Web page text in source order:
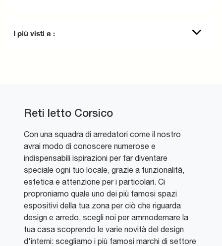
I più visti a :
Reti letto Corsico
Con una squadra di arredatori come il nostro
avrai modo di conoscere numerose e
indispensabili ispirazioni per far diventare
speciale ogni tuo locale, grazie a funzionalità,
estetica e attenzione per i particolari. Ci
proproniamo quale uno dei più famosi spazi
espositivi della tua zona per ciò che riguarda
design e arredo, scegli noi per ammodernare la
tua casa scoprendo le varie novità del design
d'interni: scegliamo i più famosi marchi di settore